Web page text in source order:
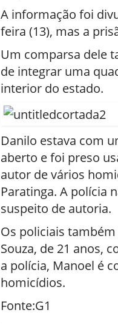
A informação foi
feira (13), mas a
Um comparsa dele
de integrar uma
interior do estado.
Danilo estava com
aberto e foi preso
autor de vários
Paratinga. A polícia
suspeito de autoria.
Os policiais
Souza, de 21 anos,
a polícia, Manoel é
homicídios.
Fonte:G1